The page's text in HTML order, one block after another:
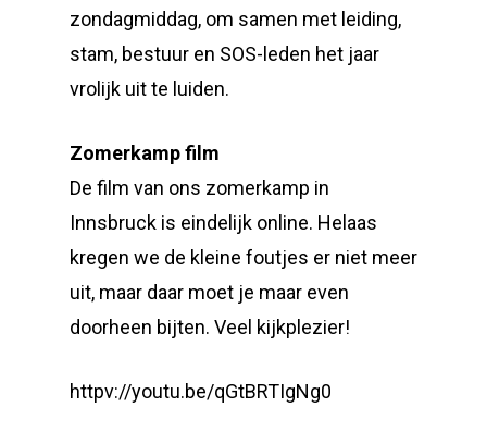
zondagmiddag, om samen met leiding,
stam, bestuur en SOS-leden het jaar
vrolijk uit te luiden.
Zomerkamp film
De film van ons zomerkamp in
Innsbruck is eindelijk online. Helaas
kregen we de kleine foutjes er niet meer
uit, maar daar moet je maar even
doorheen bijten. Veel kijkplezier!
httpv://youtu.be/qGtBRTIgNg0